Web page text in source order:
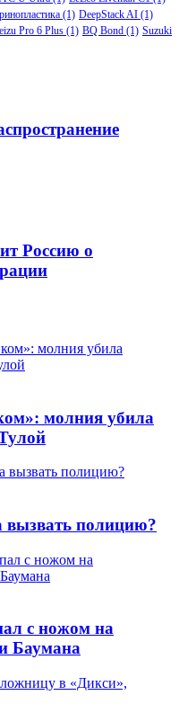
ринопластика (1) DeepStack AI (1)
Pro 6 Plus (1) BQ Bond (1) Suzuki
Россию о
молния убила
вызвать полицию?
с ножом на
Баумана